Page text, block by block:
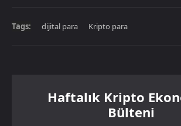
Tags: dijital para Kripto para
Haftalık Kripto
Bülteni